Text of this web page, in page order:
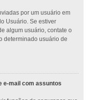
por um usuário em
Usuário. Se estiver
algum usuário, contate o
determinado usuário de
e-mail com assuntos